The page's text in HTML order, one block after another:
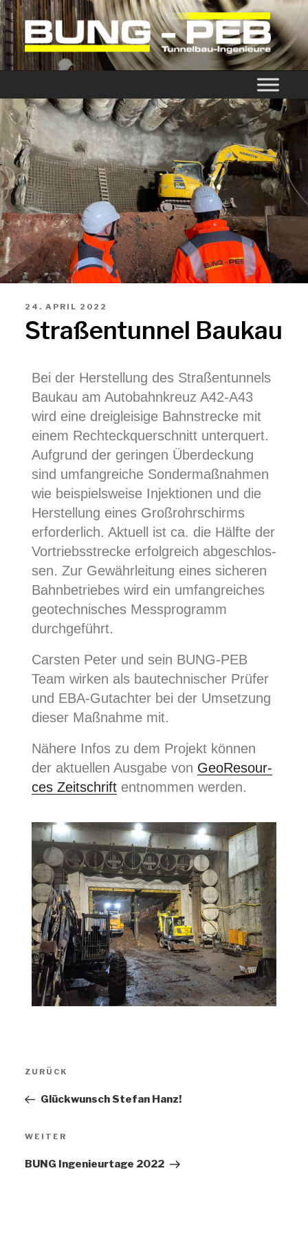
BUNG-PEB
24. APRIL 2022
Stra­ßen­tun­nel Baukau
Bei der Her­stel­lung des Stra­ßen­tun­nels
Bau­kau am Auto­bahn­kreuz A42-A43
wird eine drei­glei­si­ge Bahn­stre­cke mit
einem Recht­eck­quer­schnitt unter­quert.
Auf­grund der gerin­gen Über­de­ckung
sind umfang­rei­che Son­der­maß­nah­men
wie bei­spiels­wei­se Injek­tio­nen und die
Her­stel­lung eines Groß­rohr­schirms
erfor­der­lich. Aktu­ell ist ca. die Hälf­te der
Vor­triebs­stre­cke erfolg­reich abge­schlos­
sen. Zur Gewähr­lei­tung eines siche­ren
Bahn­be­trie­bes wird ein umfang­rei­ches
geo­tech­ni­sches Mess­pro­gramm
durchgeführt.
Cars­ten Peter und sein BUNG-PEB
Team wir­ken als bau­tech­ni­scher Prü­fer
und EBA-Gut­ach­ter bei der Umset­zung
die­ser Maß­nah­me mit.
Nähe­re Infos zu dem Pro­jekt kön­nen
der aktu­el­len Aus­ga­be von Geo­Re­sour­
ces Zeit­schrift ent­nom­men werden.
ZURÜCK
Glück­wunsch Ste­fan Hanz!
WEITER
BUNG Inge­nieur­ta­ge 2022